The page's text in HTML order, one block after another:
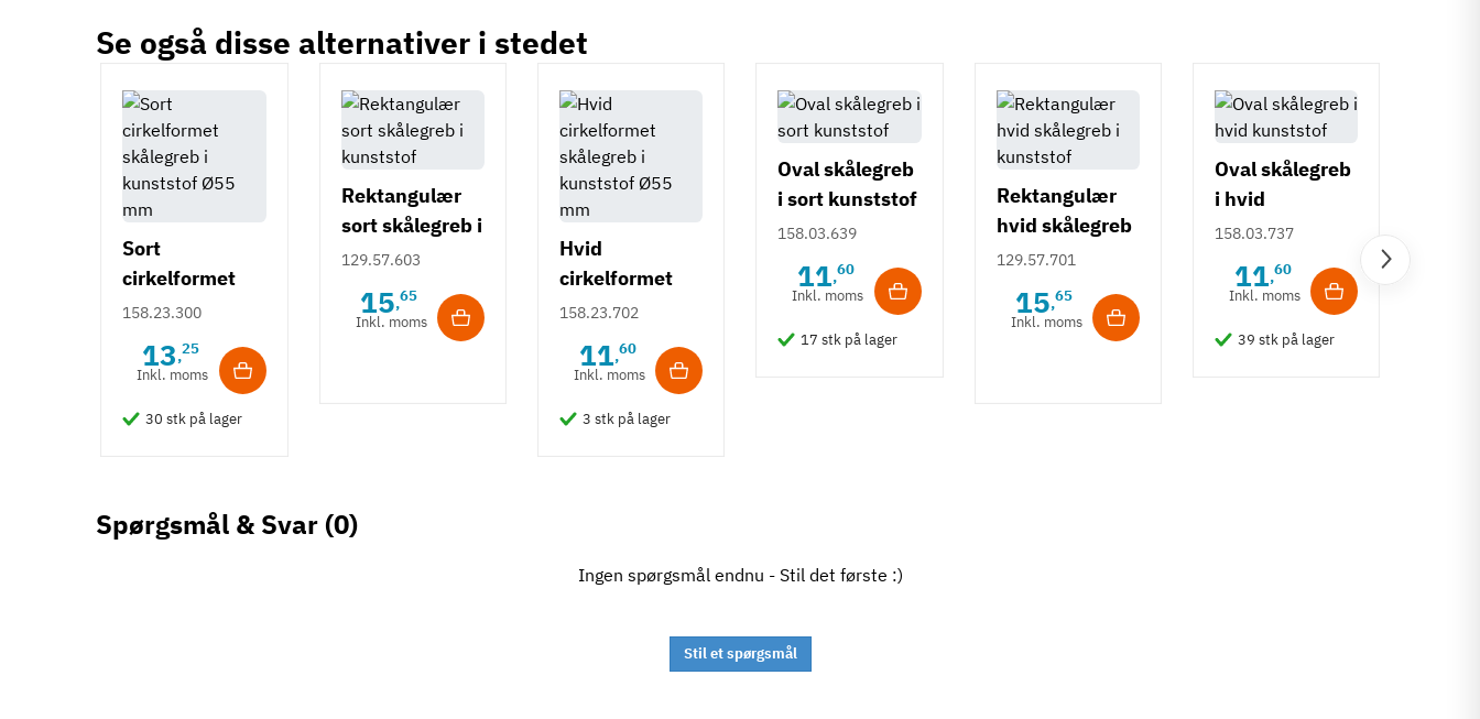
Se også disse alternativer i stedet
Sort
cirkelformet
skålegreb i
kunststof Ø55
mm
158.23.300
13,25
Inkl. moms
30 stk på lager
Rektangulær
sort skålegreb i
kunststof
129.57.603
15,65
Inkl. moms
Hvid
cirkelformet
skålegreb i
kunststof Ø55
mm
158.23.702
11,60
Inkl. moms
3 stk på lager
Oval skålegreb
i sort kunststof
158.03.639
11,60
Inkl. moms
17 stk på lager
Rektangulær
hvid skålegreb
i kunststof
129.57.701
15,65
Inkl. moms
Oval skålegreb
i hvid
kunststof
158.03.737
11,60
Inkl. moms
39 stk på lager
Spørgsmål & Svar(0)
Ingen spørgsmål endnu - Stil det første :)
Stil et spørgsmål